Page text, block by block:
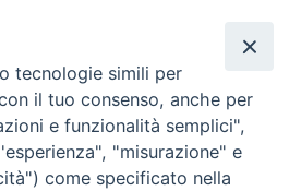
CREMA
tecnologie simili per
il tuo consenso, anche per
e funzionalità semplici",
"misurazione" e
come specificato nella